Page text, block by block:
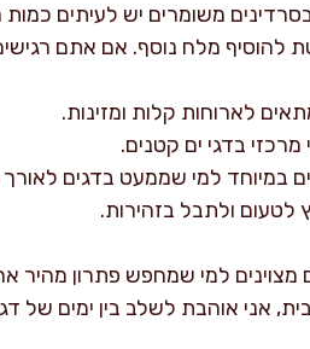
משומרים יש לעיתים
להוסיף מלח נוסף. אם אתם
לארוחות קלות ומזינות.
לטעום ולתבל בזהירות.
למי שמחפש פתרון מהיר
אני אוהבת לשלב בין ימים של